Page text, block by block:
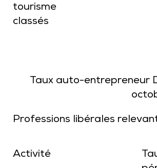
tourisme
classés
Taux auto-entrepreneur
Professions libérales
Activité